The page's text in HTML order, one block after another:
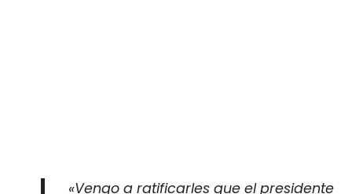
«Vengo a ratificarles que el presidente